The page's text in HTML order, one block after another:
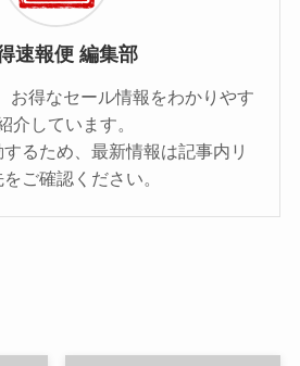
速報便 編集部
お得なセール情報をわかりやす
介しています。
るため、最新情報は記事内リ
ご確認ください。